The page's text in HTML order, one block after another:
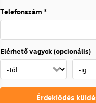
Telefonszám *
Elérhető vagyok (opcionális)
Érdeklődés